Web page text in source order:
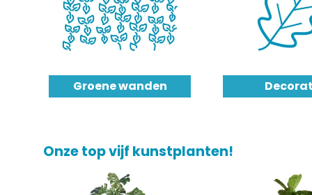
Groene wanden
Onze top vijf kunstplanten!